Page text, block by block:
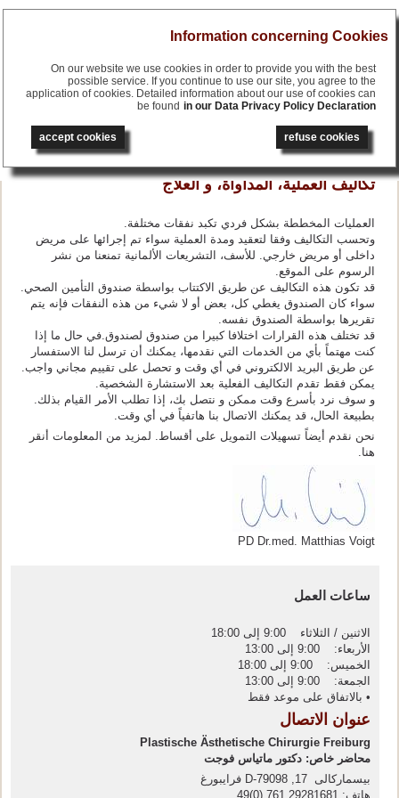
Information concerning Cookies
On our website we use cookies in order to provide you with the best
possible service. If you continue to use our site, you agree to the
application of cookies. Detailed information about our use of cookies can
be found in our Data Privacy Policy Declaration
refuse cookies
accept cookies
English
français
deutsch
русский
تكاليف العملية، المداواة، و العلاج
العمليات المخططة بشكل فردي تكبد نفقات مختلفة.
وتحسب التكاليف وفقا لتعقيد ومدة العملية سواء تم إجرائها على مريض
داخلى أو مريض خارجي. للأسف، التشريعات الألمانية تمنعنا من نشر
الرسوم على الموقع.
قد تكون هذه التكاليف عن طريق الاكتتاب بواسطة صندوق التأمين الصحي.
سواء كان الصندوق يغطي كل، بعض أو لا شيء من هذه النفقات فإنه يتم
تقريرها بواسطة الصندوق نفسه.
قد تختلف هذه القرارات اختلافا كبيرا من صندوق لصندوق.في حال ما إذا
كنت مهتماً بأي من الخدمات التي نقدمها، يمكنك أن ترسل لنا الاستفسار
عن طريق البريد الالكتروني في أي وقت و تحصل على تقييم مجاني واجب.
يمكن فقط تقدم التكاليف الفعلية بعد الاستشارة الشخصية.
و سوف نرد بأسرع وقت ممكن و نتصل بك، إذا تطلب الأمر القيام بذلك.
بطبيعة الحال، قد يمكنك الاتصال بنا هاتفياً في أي وقت.
نحن نقدم أيضاً تسهيلات التمويل على أقساط. لمزيد من المعلومات أنقر
هنا.
PD Dr.med. Matthias Voigt
ساعات العمل
الاثنين / الثلاثاء 9:00 إلى 18:00
الأربعاء: 9:00 إلى 13:00
الخميس: 9:00 إلى 18:00
الجمعة: 9:00 إلى 13:00
• بالاتفاق على موعد فقط
عنوان الاتصال
Plastische Ästhetische Chirurgie Freiburg
محاضر خاص: دكتور ماتياس فوجت
بيسماركالى 17, D-79098 فرايبورغ
هاتف: 29281681 761 (0)49